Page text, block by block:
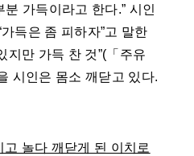
분 가득이라고 한다.” 시인
득은 좀 피하자”고 말한
지만 가득 찬 것”(「주유
시인은 몸소 깨닫고 있다.
놀다 깨닫게 된 이치로